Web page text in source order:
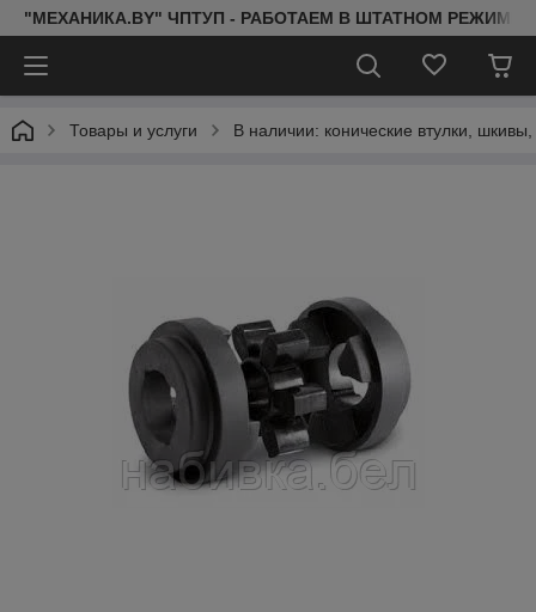
"МЕХАНИКА.BY" ЧПТУП - РАБОТАЕМ В ШТАТНОМ РЕЖИМЕ
Товары и услуги В наличии: конические втулки,